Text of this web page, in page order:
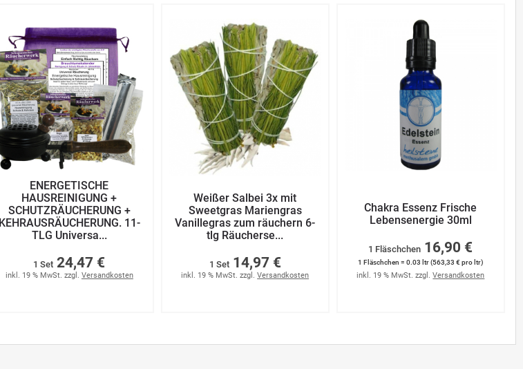
ENERGETISCHE
HAUSREINIGUNG +
SCHUTZRÄUCHERUNG +
KEHRAUSRÄUCHERUNG. 11-
TLG Universa...
1 Set 24,47 €
inkl. 19 % MwSt. zzgl. Versandkosten
Weißer Salbei 3x mit
Sweetgras Mariengras
Vanillegras zum räuchern 6-
tlg Räucherse...
1 Set 14,97 €
inkl. 19 % MwSt. zzgl.Versandkosten
Chakra Essenz Frische
Lebensenergie 30ml
1 Fläschchen 16,90 €
1 Fläschchen = 0.03 ltr (563,33 € pro ltr)
inkl. 19 % MwSt. zzgl.Versandkosten